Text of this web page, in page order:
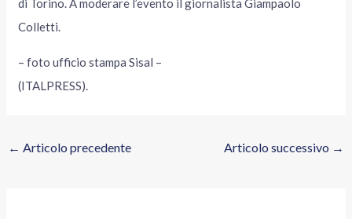
di Torino. A moderare l’evento il giornalista Giampaolo
Colletti.
– foto ufficio stampa Sisal –
(ITALPRESS).
← Articolo precedente Articolo successivo →